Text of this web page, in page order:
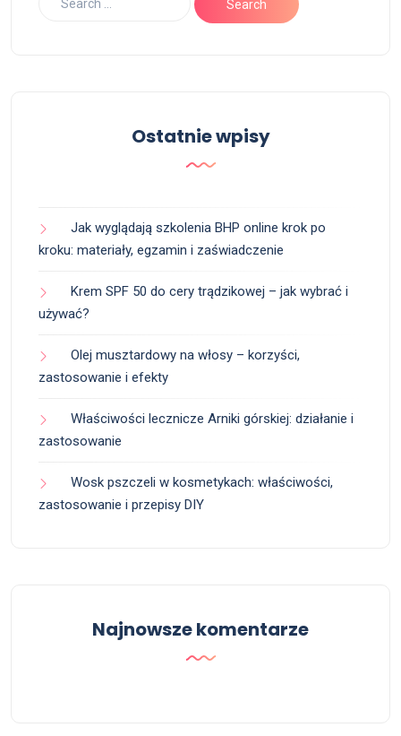
Ostatnie wpisy
Jak wyglądają szkolenia BHP online krok po
kroku: materiały, egzamin i zaświadczenie
Krem SPF 50 do cery trądzikowej – jak wybrać i
używać?
Olej musztardowy na włosy – korzyści,
zastosowanie i efekty
Właściwości lecznicze Arniki górskiej: działanie i
zastosowanie
Wosk pszczeli w kosmetykach: właściwości,
zastosowanie i przepisy DIY
Najnowsze komentarze